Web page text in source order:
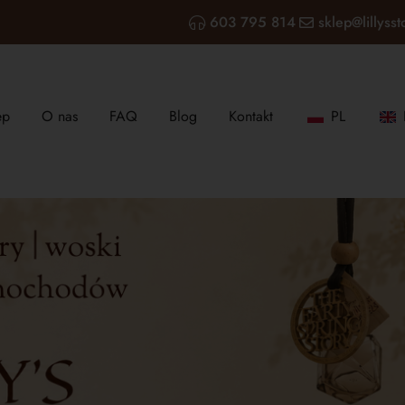
603 795 814
O nas FAQ Blog Kontakt PL